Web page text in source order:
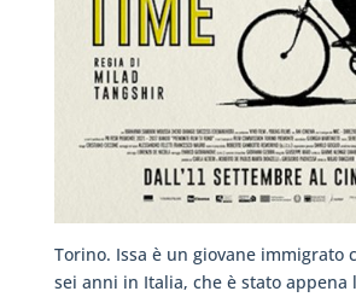
Torino. Issa è un giovane immigrato
sei anni in Italia, che è stato appena